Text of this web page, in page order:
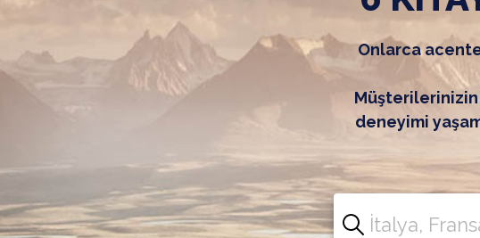
Onlarca
Müşterilerinizin
deneyimi